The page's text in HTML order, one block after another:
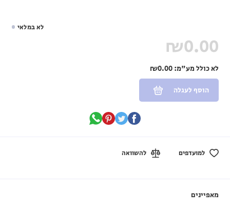
לא במלאי
₪0.00
לא כולל מע"מ:₪0.00
הוסף לעגלה
למועדפים להשוואה
מאפיינים